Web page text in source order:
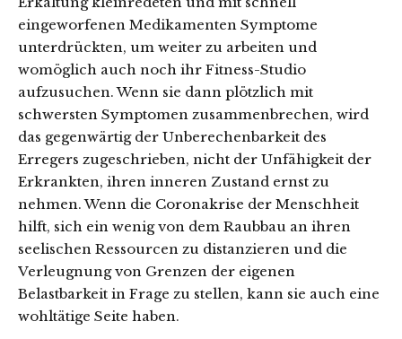
eingeworfenen Medikamenten Symptome
unterdrückten, um weiter zu arbeiten und
womöglich auch noch ihr Fitness-Studio
aufzusuchen. Wenn sie dann plötzlich mit
schwersten Symptomen zusammenbrechen, wird
das gegenwärtig der Unberechenbarkeit des
Erregers zugeschrieben, nicht der Unfähigkeit der
Erkrankten, ihren inneren Zustand ernst zu
nehmen. Wenn die Coronakrise der Menschheit
hilft, sich ein wenig von dem Raubbau an ihren
seelischen Ressourcen zu distanzieren und die
Verleugnung von Grenzen der eigenen
Belastbarkeit in Frage zu stellen, kann sie auch eine
wohltätige Seite haben.